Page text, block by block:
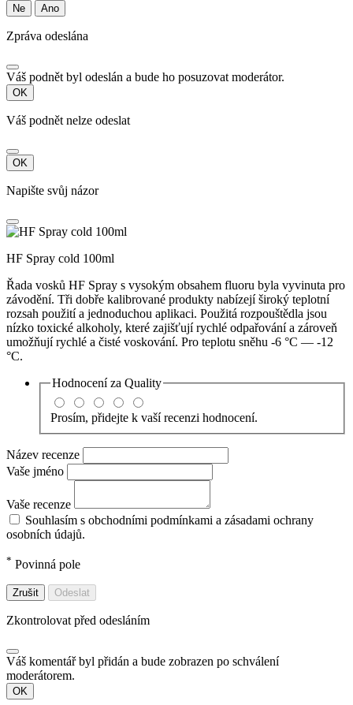
Ne Ano
Zpráva odeslána
Váš podnět byl odeslán a bude ho posuzovat moderátor.
OK
Váš podnět nelze odeslat
OK
Napište svůj názor
HF Spray cold 100ml
Řada vosků HF Spray s vysokým obsahem fluoru byla vyvinuta pro
závodění. Tři dobře kalibrované produkty nabízejí široký teplotní
rozsah použití a jednoduchou aplikaci. Použitá rozpouštědla jsou
nízko toxické alkoholy, které zajišťují rychlé odpařování a zároveň
umožňují rychlé a čisté voskování. Pro teplotu sněhu -6 °C — -12
°C.
Hodnocení za Quality
Prosím, přidejte k vaší recenzi hodnocení.
Název recenze
Vaše jméno
Vaše recenze
Souhlasím s obchodními podmínkami a zásadami ochrany
osobních údajů.
* Povinná pole
Zrušit Odeslat
Zkontrolovat před odesláním
Váš komentář byl přidán a bude zobrazen po schválení
moderátorem.
OK